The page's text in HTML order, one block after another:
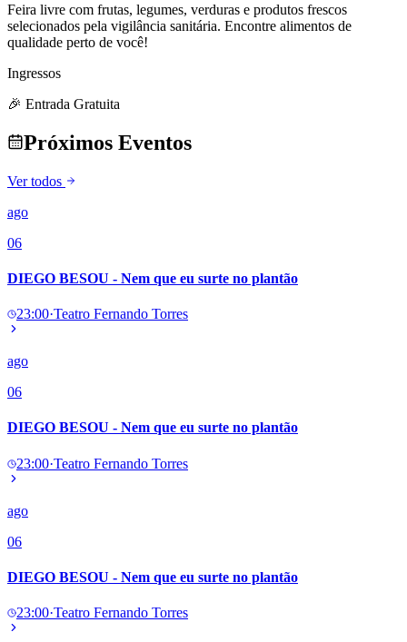
Feira livre com frutas, legumes, verduras e produtos frescos
selecionados pela vigilância sanitária. Encontre alimentos de
qualidade perto de você!
Ingressos
🎉 Entrada Gratuita
Próximos Eventos
Ver todos
ago
06
DIEGO BESOU - Nem que eu surte no plantão
23:00·Teatro Fernando Torres
ago
06
DIEGO BESOU - Nem que eu surte no plantão
23:00·Teatro Fernando Torres
ago
06
DIEGO BESOU - Nem que eu surte no plantão
23:00·Teatro Fernando Torres